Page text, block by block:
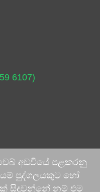
6107)
වෙබ් අඩවියේ පළකරනු
පුද්ගලයකුට හෝ
සිදුවන්නේ නම් එම